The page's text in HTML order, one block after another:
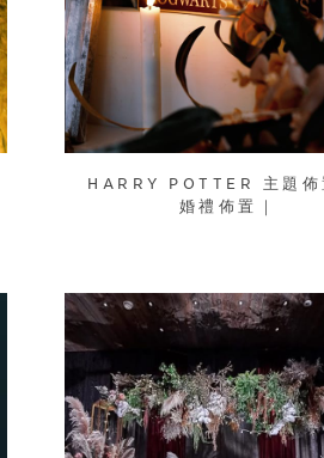
HARRY POTTER 主題佈
婚禮佈置｜